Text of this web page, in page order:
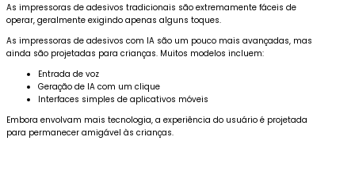
As impressoras de adesivos tradicionais são extremamente fáceis de
operar, geralmente exigindo apenas alguns toques.
As impressoras de adesivos com IA são um pouco mais avançadas, mas
ainda são projetadas para crianças. Muitos modelos incluem:
Entrada de voz
Geração de IA com um clique
Interfaces simples de aplicativos móveis
Embora envolvam mais tecnologia, a experiência do usuário é projetada
para permanecer amigável às crianças.